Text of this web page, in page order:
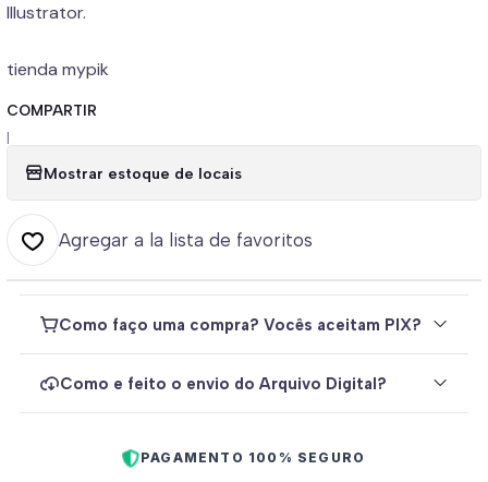
Illustrator.
tienda mypik
COMPARTIR
|
Mostrar estoque de locais
Agregar a la lista de favoritos
Como faço uma compra? Vocês aceitam PIX?
Como e feito o envio do Arquivo Digital?
PAGAMENTO 100% SEGURO